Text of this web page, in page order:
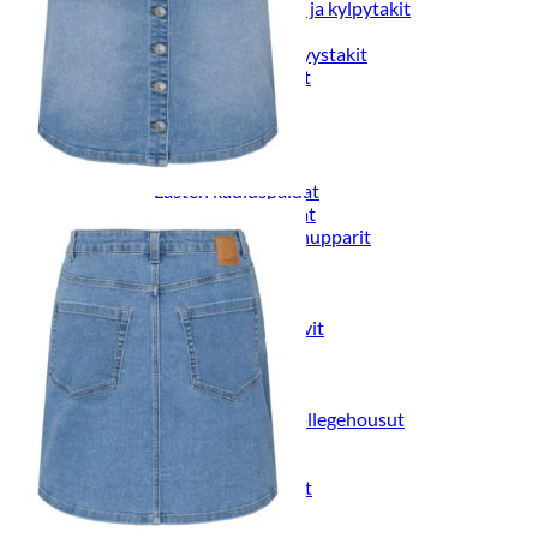
Naisten aamutakit ja kylpytakit
Naisten takit
Naisten kevät-ja syystakit
Naisten nahkatakit
Naisten talvitakit
LAPSET
Lasten paidat
Lasten paidat
Lasten kauluspaidat
Lasten trikoopaidat
Lasten colleget ja hupparit
Lasten neuleet
Lasten mekot ja hameet
Mekot ja hameet
Lasten puvut,bleiserit,liivit
Liivit
Lasten housut
Lasten housut
Lasten trikoo-ja collegehousut
Lasten farkut
Lasten shortsit
Lasten juhlahousut
Yöasut ja kylpytakit
Lasten yöpaidat